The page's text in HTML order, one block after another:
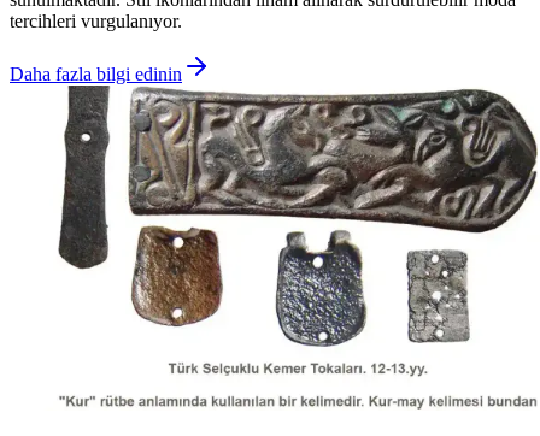
tercihleri vurgulanıyor.
Daha fazla bilgi edinin